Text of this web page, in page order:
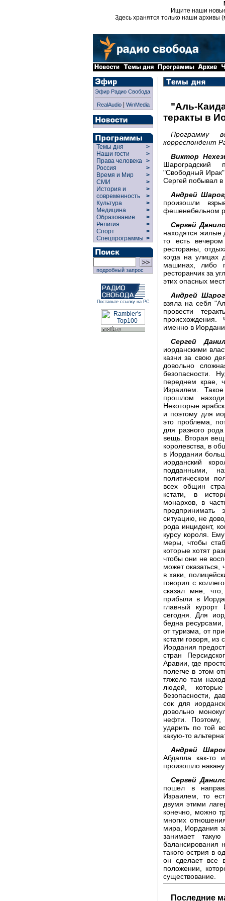
Ищите наши
Здесь хранятся только наши архивы
Эфир Радио Свобода
RealAudio| WinMedia
Темы дня
>
Наши гости
>
Права человека >
Россия
>
Время и Мир
>
СМИ
>
История и
современность
>
>
Культура
>
Медицина
>
Образование
>
Религия
>
Спорт
>
Спецпрограммы >
подробный запрос
Поставьте ссылку на РС
"Аль-
теракты в
Программу
корреспондент
Виктор
Шароградский
"Свободный
Сергей побывал
Андрей
произошли
фешенебельном
Сергей
находятся жилые
то есть
рестораны,
когда на улицах
машинах, либо
ресторанчик за
этих опасных
Андрей
взяла на себя
провести
происхождения.
именно в
Сергей
иорданскими
казни за свою
довольно
безопасности.
переднем крае,
Израилем.
прошлом
Некоторые
и поэтому для
это проблема,
для разного
вещь. Вторая
королевства, в
в Иордании
иорданский
подданными,
политическом
всех общин
кстати, в
монархов, в
предпринимать
ситуацию, не
рода инцидент,
курсу короля.
меры, чтобы
которые хотят
чтобы они не
может оказаться,
в хаки,
говорил с
сказал мне,
прибыли в
главный курорт
сегодня. Для
бедна
от туризма, от
кстати говоря,
Иордания
стран
Аравии, где
полегче в этом
тяжело там
людей,
безопасности,
сок для
довольно
нефти.
ударить по той
какую-то
Андрей
Абдалла как-то
произошло
Сергей
пошел в
Израилем, то
двумя этими
конечно, можно
многих
мира, Иордания
занимает
балансирования
такого острия в
он сделает все
положении,
существование.
Последние